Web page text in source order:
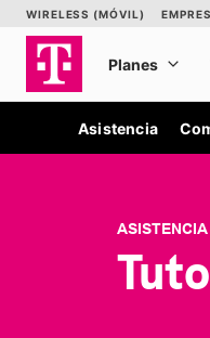
Asistencia
ASISTENCIA